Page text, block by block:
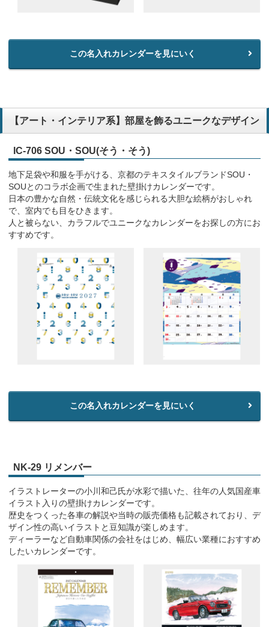
この名入れカレンダーを見にいく
【アート・インテリア系】部屋を飾るユニークなデザイン
IC-706 SOU・SOU(そう・そう)
地下足袋や和服を手がける、京都のテキスタイルブランドSOU・
SOUとのコラボ企画で生まれた壁掛けカレンダーです。
日本の豊かな自然・伝統文化を感じられる大胆な絵柄がおしゃれ
で、室内でも目をひきます。
人と被らない、カラフルでユニークなカレンダーをお探しの方にお
すすめです。
この名入れカレンダーを見にいく
NK-29 リメンバー
イラストレーターの小川和己氏が水彩で描いた、往年の人気国産車
イラスト入りの壁掛けカレンダーです。
歴史をつくった各車の解説や当時の販売価格も記載されており、デ
ザイン性の高いイラストと豆知識が楽しめます。
ディーラーなど自動車関係の会社をはじめ、幅広い業種におすすめ
したいカレンダーです。